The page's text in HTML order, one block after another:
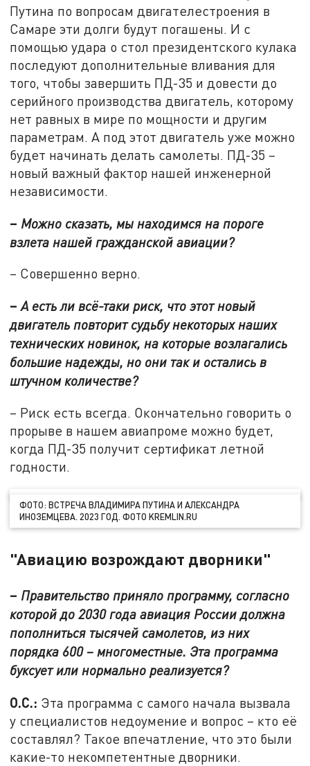
Путина по вопросам двигателестроения в
Самаре эти долги будут погашены. И с
помощью удара о стол президентского кулака
последуют дополнительные вливания для
того, чтобы завершить ПД-35 и довести до
серийного производства двигатель, которому
нет равных в мире по мощности и другим
параметрам. А под этот двигатель уже можно
будет начинать делать самолеты. ПД-35 –
новый важный фактор нашей инженерной
независимости.
– Можно сказать, мы находимся на пороге
взлета нашей гражданской авиации?
– Совершенно верно.
–А есть ли всё-таки риск, что этот новый
двигатель повторит судьбу некоторых наших
технических новинок, на которые возлагались
большие надежды, но они так и остались в
штучном количестве?
– Риск есть всегда. Окончательно говорить о
прорыве в нашем авиапроме можно будет,
когда ПД-35 получит сертификат летной
годности.
ФОТО: ВСТРЕЧА ВЛАДИМИРА ПУТИНА И АЛЕКСАНДРА
ИНОЗЕМЦЕВА. 2023 ГОД. ФОТО KREMLIN.RU
"Авиацию возрождают дворники"
– Правительство приняло программу, согласно
которой до 2030 года авиация России должна
пополниться тысячей самолетов, из них
порядка 600 – многоместные. Эта программа
буксует или нормально реализуется?
О.С.: Эта программа с самого начала вызвала
у специалистов недоумение и вопрос – кто её
составлял? Такое впечатление, что это были
какие-то некомпетентные дворники.